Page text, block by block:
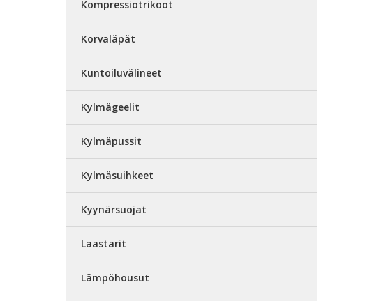
Kompressiotrikoot
Korvaläpät
Kuntoiluvälineet
Kylmägeelit
Kylmäpussit
Kylmäsuihkeet
Kyynärsuojat
Laastarit
Lämpöhousut